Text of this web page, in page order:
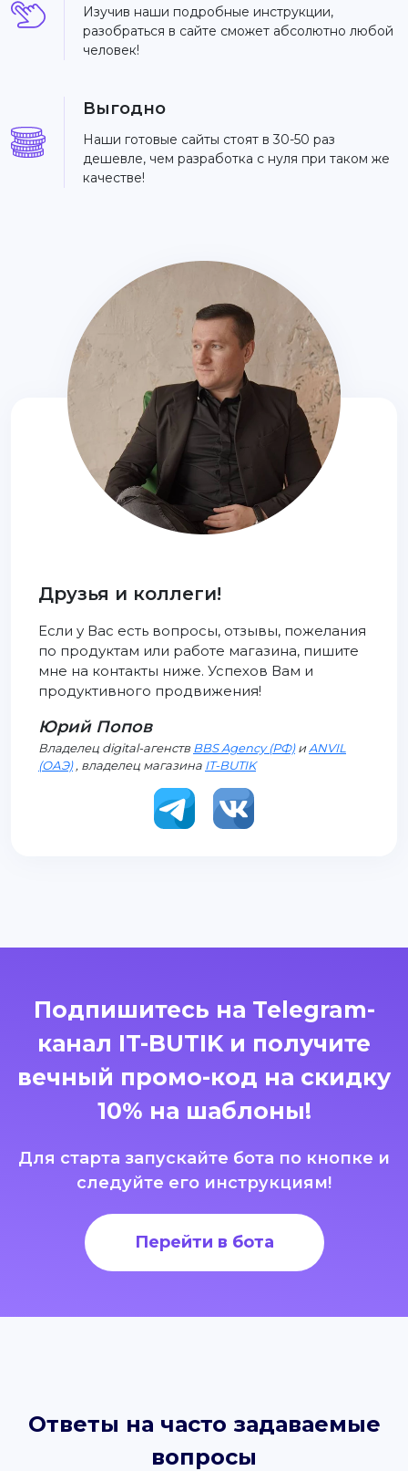
Изучив наши подробные инструкции,
разобраться в сайте сможет абсолютно любой
человек!
Выгодно
Наши готовые сайты стоят в 30-50 раз
дешевле, чем разработка с нуля при таком же
качестве!
Друзья и коллеги!
Если у Вас есть вопросы, отзывы, пожелания
по продуктам или работе магазина, пишите
мне на контакты ниже. Успехов Вам и
продуктивного продвижения!
Юрий Попов
Владелец digital-агенств BBS Agency (РФ)иANVIL
(ОАЭ), владелец магазина IT-BUTIK
Подпишитесь на Telegram-
канал IT-BUTIK и получите
вечный промо-код на скидку
10% на шаблоны!
Для старта запускайте бота по кнопке и
следуйте его инструкциям!
Перейти в бота
Ответы на часто задаваемые
вопросы